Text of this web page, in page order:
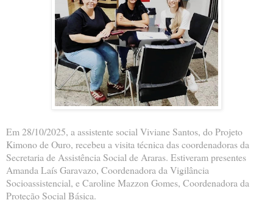
Em 28/10/2025, a assistente social Viviane Santos, do Projeto
Kimono de Ouro, recebeu a visita técnica das coordenadoras da
Secretaria de Assistência Social de Araras. Estiveram presentes
Amanda Laís Garavazo, Coordenadora da Vigilância
Socioassistencial, e Caroline Mazzon Gomes, Coordenadora da
Proteção Social Básica.